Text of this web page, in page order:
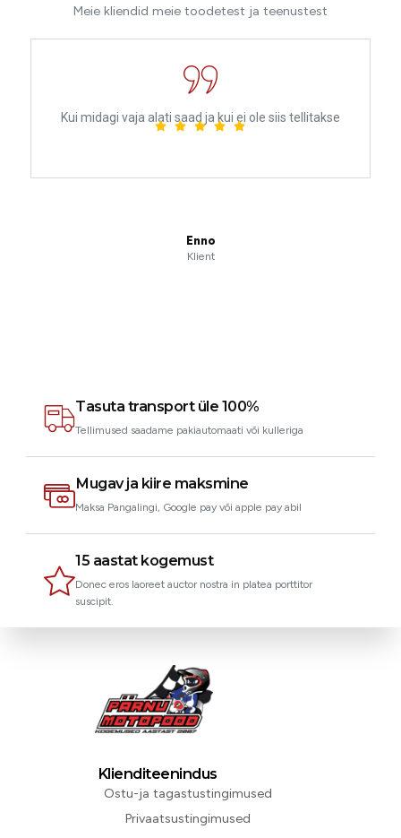
Meie kliendid meie toodetest ja teenustest
Enno
Klient
Kui midagi vaja alati saad ja kui ei ole siis tellitakse
Tasuta transport üle 100%
Tellimused saadame pakiautomaati või kulleriga
Mugav ja kiire maksmine
Maksa Pangalingi, Google pay või apple pay abil
15 aastat kogemust
Donec eros laoreet auctor nostra in platea porttitor
suscipit.
Klienditeenindus
Ostu-ja tagastustingimused
Privaatsustingimused